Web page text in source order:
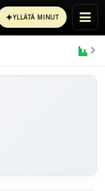
✦YLLÄTÄ MINUT